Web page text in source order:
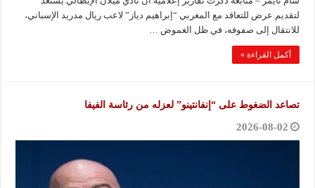
لتقديم عرض للتعاقد مع المغربي “إبراهيم دياز” لاعب ريال مدريد الإسباني،
للانتقال إلى صفوفه، في ظل الغموض …
أكمل القراءة »
تصاعد الضغوط على “إنفانتينو” لعزله من رئاسة الفيفا
2026-08-02